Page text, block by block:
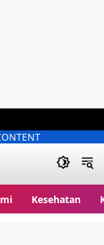
Kesehatan